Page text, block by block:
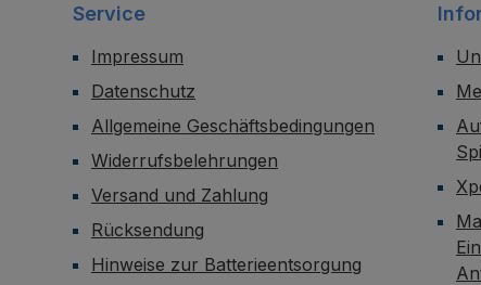
Service
Impressum
Datenschutz
Allgemeine Geschäftsbedingungen
Widerrufsbelehrungen
Versand und Zahlung
Rücksendung
Hinweise zur Batterieentsorgung